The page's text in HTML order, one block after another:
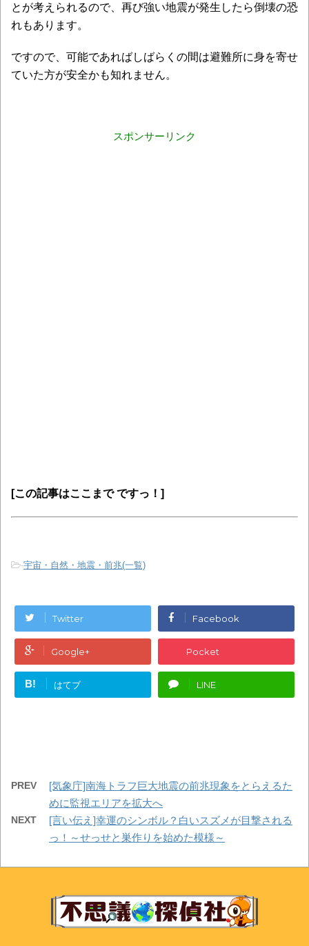
とが考えられるので、再び強い地震が発生したら倒壊の恐
れもあります。
ですので、可能であればしばらくの間は避難所に身を寄せ
ていた方が安全かも知れません。
スポンサーリンク
[この記事はここまで ですっ！]
-宇宙・自然・地震・前兆(一覧)
Twitter Facebook
Google+ Pocket
B! はてブ LINE
PREV
[気象庁]南海トラフ巨大地震の前兆現象をとらえるた
めに監視エリアを拡大へ
NEXT
[言い伝え]幸運のシンボル？白いスズメが目撃される
っ！～せっせと巣作りを始めた模様～